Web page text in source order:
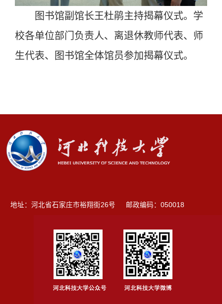
图书馆副馆长王杜鹃主持揭幕仪式。学
校各单位部门负责人、离退休教师代表、师
生代表、图书馆全体馆员参加揭幕仪式。
地址：河北省石家庄市裕翔街26号 邮政编码：050018